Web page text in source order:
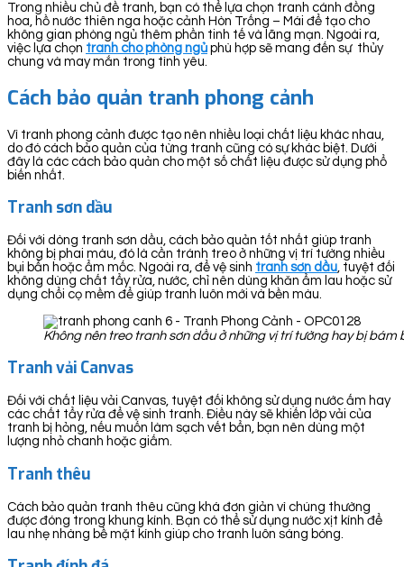
Trong nhiều chủ đề tranh, bạn có thể lựa chọn tranh cánh đồng
hoa, hồ nước thiên nga hoặc cảnh Hòn Trống – Mái để tạo cho
không gian phòng ngủ thêm phần tinh tế và lãng mạn. Ngoài ra,
việc lựa chọn tranh cho phòng ngủ phù hợp sẽ mang đến sự thủy
chung và may mắn trong tình yêu.
Cách bảo quản tranh phong cảnh
Vì tranh phong cảnh được tạo nên nhiều loại chất liệu khác nhau,
do đó cách bảo quản của từng tranh cũng có sự khác biệt. Dưới
đây là các cách bảo quản cho một số chất liệu được sử dụng phổ
biến nhất.
Tranh sơn dầu
Đối với dòng tranh sơn dầu, cách bảo quản tốt nhất giúp tranh
không bị phai màu, đó là cần tránh treo ở những vị trí tường nhiều
bụi bẩn hoặc ẩm mốc. Ngoài ra, để vệ sinh tranh sơn dầu, tuyệt đối
không dùng chất tẩy rửa, nước, chỉ nên dùng khăn ẩm lau hoặc sử
dụng chổi cọ mềm để giúp tranh luôn mới và bền màu.
Không nên treo tranh sơn dầu ở những vị trí tường hay bị bám
Tranh vải Canvas
Đối với chất liệu vải Canvas, tuyệt đối không sử dụng nước ấm hay
các chất tẩy rửa để vệ sinh tranh. Điều này sẽ khiến lớp vải của
tranh bị hỏng, nếu muốn làm sạch vết bẩn, bạn nên dùng một
lượng nhỏ chanh hoặc giấm.
Tranh thêu
Cách bảo quản tranh thêu cũng khá đơn giản vì chúng thường
được đóng trong khung kính. Bạn có thể sử dụng nước xịt kính để
lau nhẹ nhàng bề mặt kính giúp cho tranh luôn sáng bóng.